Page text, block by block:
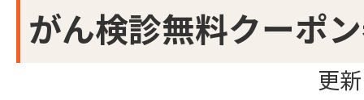
がん検診無料クーポ
更